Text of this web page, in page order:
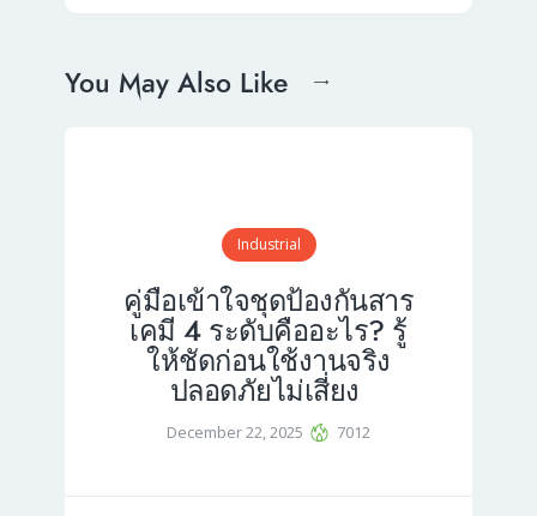
You May Also Like
Industrial
คู่มือเข้าใจชุดป้องกันสาร
เคมี 4 ระดับคืออะไร? รู้
ให้ชัดก่อนใช้งานจริง
ปลอดภัยไม่เสี่ยง
December 22, 2025 7012